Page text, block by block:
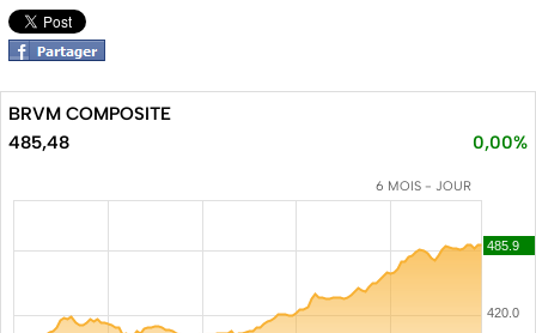
BRVM COMPOSITE
485,48
0,00%
6 MOIS - JOUR